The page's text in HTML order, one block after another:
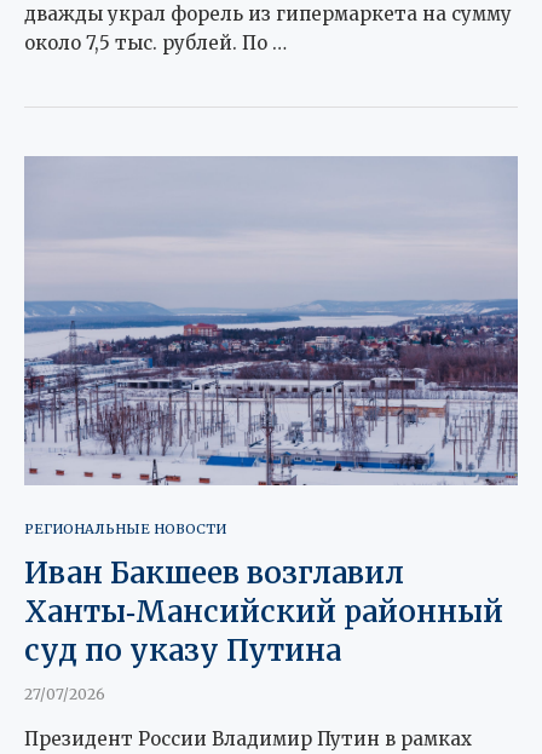
дважды украл форель из гипермаркета на сумму
около 7,5 тыс. рублей. По …
РЕГИОНАЛЬНЫЕ НОВОСТИ
Иван Бакшеев возглавил
Ханты‑Мансийский районный
суд по указу Путина
27/07/2026
Президент России Владимир Путин в рамках